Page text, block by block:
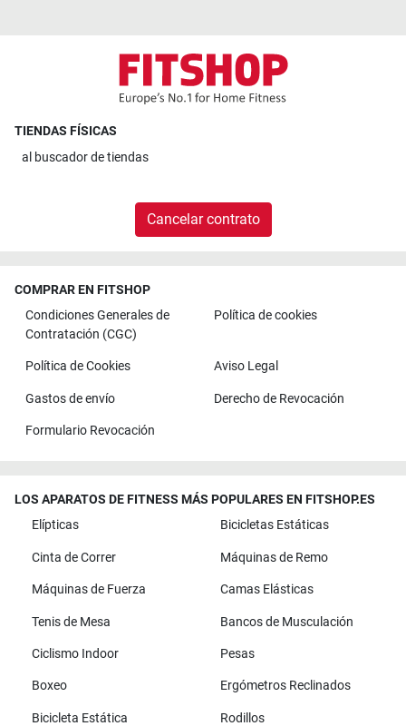
TIENDAS FÍSICAS
al buscador de tiendas
Cancelar contrato
COMPRAR EN FITSHOP
Condiciones Generales de
Contratación (CGC)
Política de cookies
Política de Cookies Aviso Legal
Gastos de envío Derecho de Revocación
Formulario Revocación
LOS APARATOS DE FITNESS MÁS POPULARES EN FITSHOP.ES
Elípticas
Bicicletas Estáticas
Cinta de Correr Máquinas de Remo
Máquinas de Fuerza Camas Elásticas
Tenis de Mesa Bancos de Musculación
Ciclismo Indoor Pesas
Boxeo Ergómetros Reclinados
Bicicleta Estática Rodillos